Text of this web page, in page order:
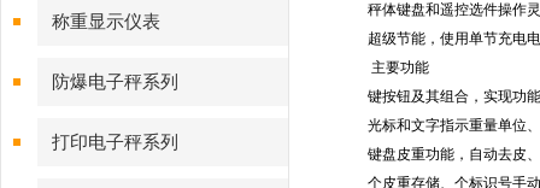
称重显示仪表
防爆电子秤系列
打印电子秤系列
秤体键盘和遥控选件操作
超级节能，使用单节充电
主要功能
键按钮及其组合，实现功
光标和文字指示重量单位
键盘皮重功能，自动去皮
个皮重存储、 个标识号手